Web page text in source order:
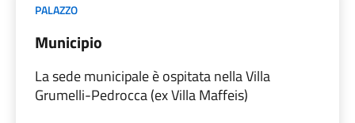
PALAZZO
Municipio
La sede municipale è ospitata nella Villa
Grumelli-Pedrocca (ex Villa Maffeis)